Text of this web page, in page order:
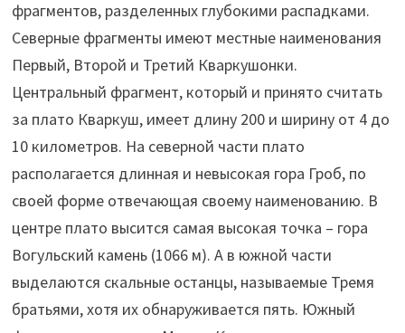
фрагментов, разделенных глубокими распадками.
Северные фрагменты имеют местные наименования
Первый, Второй и Третий Кваркушонки.
Центральный фрагмент, который и принято считать
за плато Кваркуш, имеет длину 200 и ширину от 4 до
10 километров. На северной части плато
располагается длинная и невысокая гора Гроб, по
своей форме отвечающая своему наименованию. В
центре плато высится самая высокая точка – гора
Вогульский камень (1066 м). А в южной части
выделаются скальные останцы, называемые Тремя
братьями, хотя их обнаруживается пять. Южный